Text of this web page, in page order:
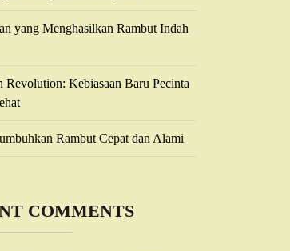
yang Menghasilkan Rambut Indah
Revolution: Kebiasaan Baru Pecinta
Rambut Cepat dan Alami
COMMENTS